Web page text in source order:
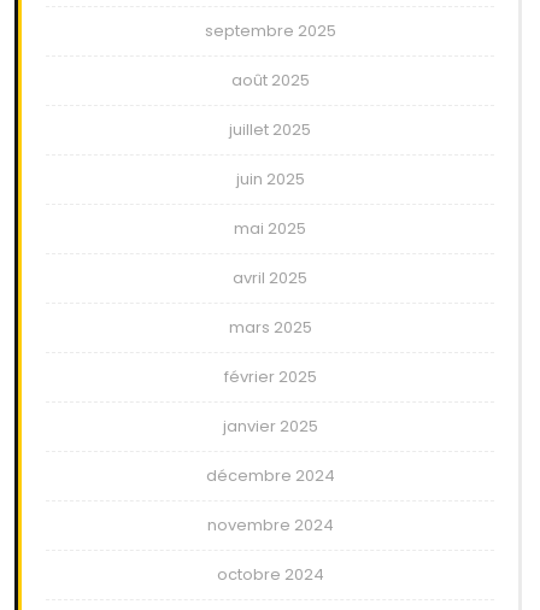
septembre 2025
août 2025
juillet 2025
juin 2025
mai 2025
avril 2025
mars 2025
février 2025
janvier 2025
décembre 2024
novembre 2024
octobre 2024